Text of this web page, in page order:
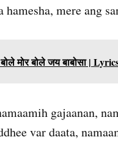
hamesha, mere ang
बोले मोर बोले जय बाबोसा |
gajaanan,
var daata,